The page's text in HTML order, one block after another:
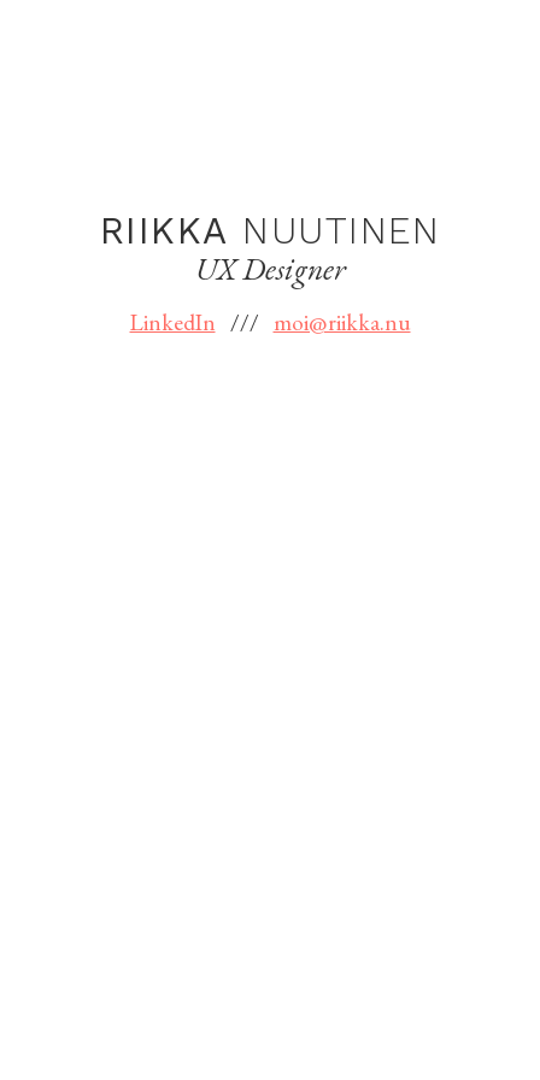
RIIKKA NUUTINEN
UX Designer
LinkedIn /// moi@riikka.nu